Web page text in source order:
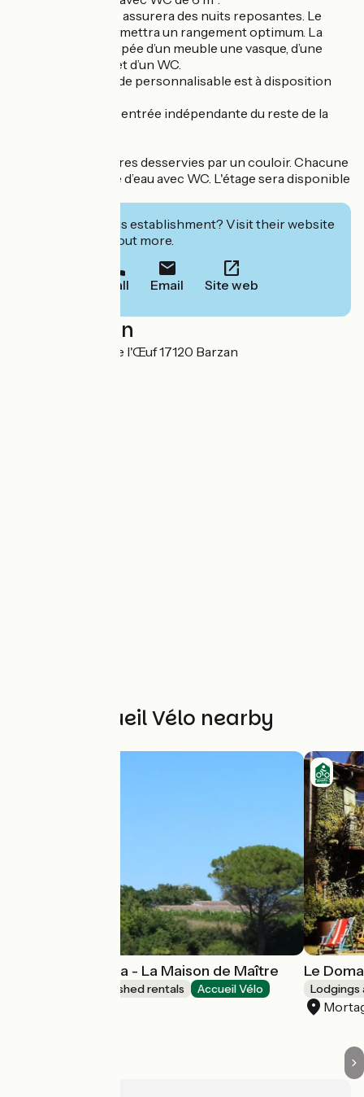
La literie 160 vous assurera des nuits reposantes. Le
dressing vous permettra un rangement optimum. La
salle d’eau est équipée d’un meuble une vasque, d’une
douche italienne et d’un WC.
Un coffre avec code personnalisable est à disposition
Elle dispose d’une entrée indépendante du reste de la
À l’étage, 3 chambres desservies par un couloir. Chacune
dispose de sa salle d’eau avec WC. L'étage sera disponible
Interested in this establishment? Visit their website
to book or find out more.
Call Email Site web
Localisation
Chemin de Pied de l'Œuf 17120 Barzan
Other Accueil Vélo nearby
Domaine de Kiba - La Maison de Maître
Lodgings and furnished rentals Accueil Vélo
Le
Lodgings